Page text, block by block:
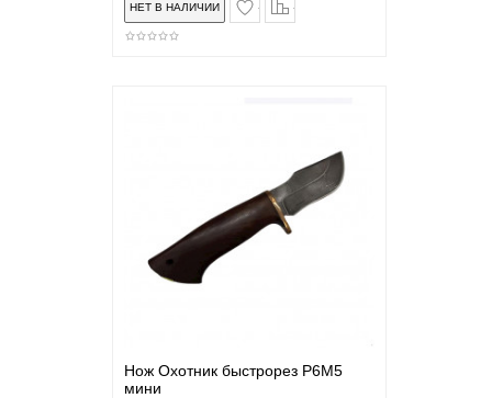
Нож Охотник быстрорез Р6М5
мини